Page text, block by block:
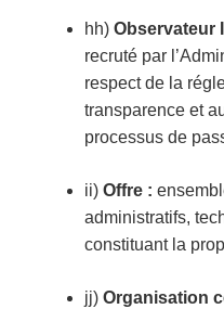
hh) Observateur
recruté par
respect de la
transparence et
processus de
ii) Offre :
administratifs,
constituant la
jj) Organisation